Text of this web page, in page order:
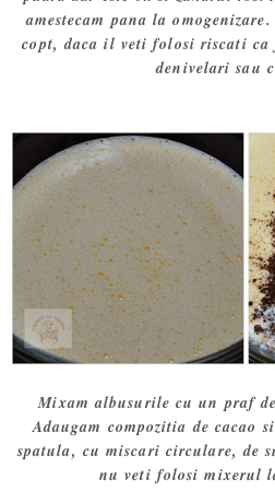
amestecam pana la
copt, daca il veti folosi riscati ca
denivelari sau
Mixam albusurile cu un praf
Adaugam compozitia de cacao
spatula, cu miscari circulare, de
nu veti folosi mixerul